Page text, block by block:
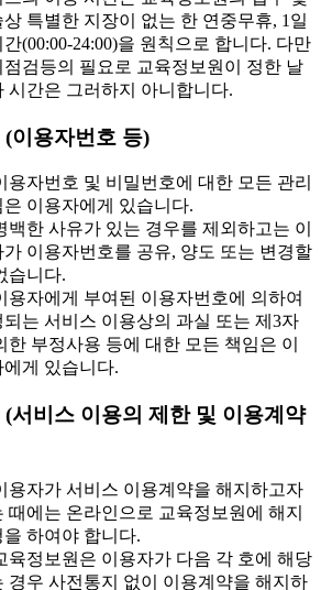
상 특별한 지장이 없는 한 연중무휴, 1일
간(00:00-24:00)을 원칙으로 합니다. 다만
점검등의 필요로 교육정보원이 정한 날
시간은 그러하지 아니합니다.
(이용자번호 등)
자번호 및 비밀번호에 대한 모든 관리
은 이용자에게 있습니다.
한 사유가 있는 경우를 제외하고는 이
가 이용자번호를 공유, 양도 또는 변경할
습니다.
자에게 부여된 이용자번호에 의하여
되는 서비스 이용상의 과실 또는 제3자
한 부정사용 등에 대한 모든 책임은 이
에게 있습니다.
(서비스 이용의 제한 및 이용계약
자가 서비스 이용계약을 해지하고자
때에는 온라인으로 교육정보원에 해지
을 하여야 합니다.
정보원은 이용자가 다음 각 호에 해당
경우 사전통지 없이 이용계약을 해지하